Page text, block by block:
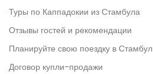
Туры по Каппадокии из Стамбула
Отзывы гостей и рекомендации
Планируйте свою поездку в Стамбул
Договор купли-продажи